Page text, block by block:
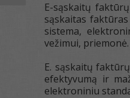
E-sąskaitų
sąskaitas
sistema,
vežimui, priemonė.
E. sąskaitų
efektyvumą ir
elektroniniu